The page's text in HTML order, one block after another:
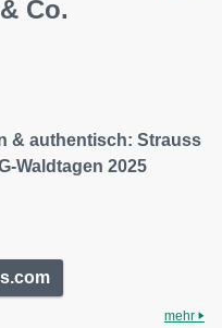
Co.
& authentisch: Strauss
Waldtagen 2025
mehr